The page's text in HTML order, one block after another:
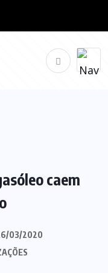
caem
03/2020